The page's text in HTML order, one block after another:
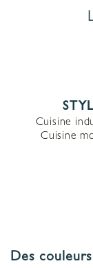
Cuisine
Cuisine
Des